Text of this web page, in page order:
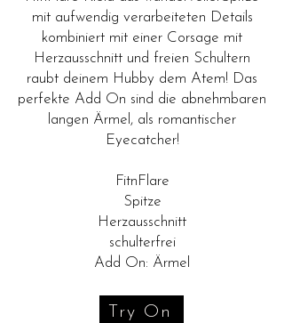
mit aufwendig verarbeiteten Details
kombiniert mit einer Corsage mit
Herzausschnitt und freien Schultern
raubt deinem Hubby dem Atem! Das
perfekte Add On sind die abnehmbaren
langen Ärmel, als romantischer
Eyecatcher!
FitnFlare
Spitze
Herzausschnitt
schulterfrei
Add On: Ärmel
Try On